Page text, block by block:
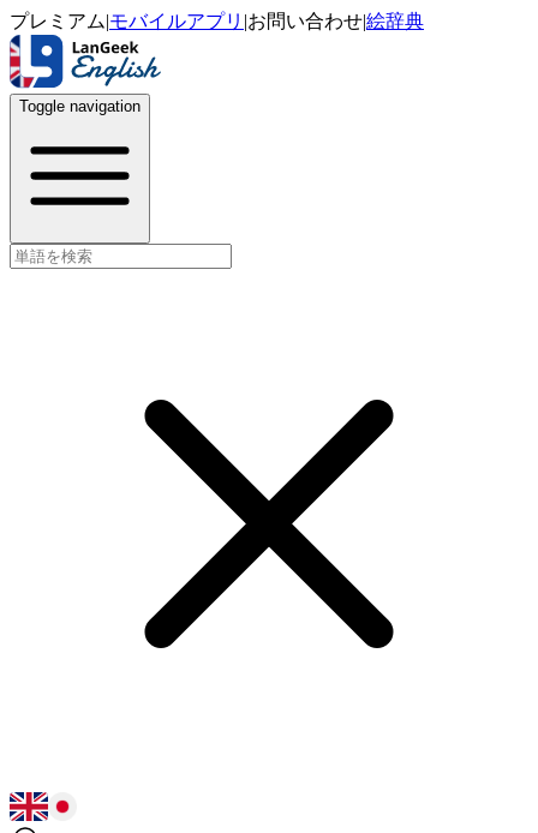
プレミアム|モバイルアプリ |お問い合わせ|絵辞典
Toggle navigation